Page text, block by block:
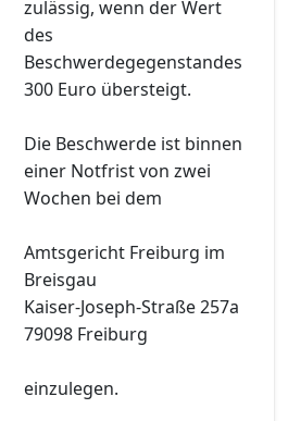
zulässig, wenn der Wert
des
Beschwerdegegenstandes
300 Euro übersteigt.
Die Beschwerde ist binnen
einer Notfrist von zwei
Wochen bei dem
Amtsgericht Freiburg im
Breisgau
Kaiser-Joseph-Straße 257a
79098 Freiburg
einzulegen.